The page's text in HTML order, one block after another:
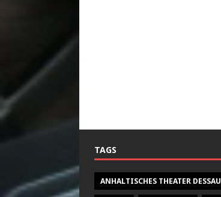
TAGS
ANHALTISCHES THEATER DESSAU